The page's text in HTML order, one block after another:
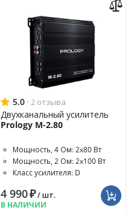
5.0 · 2 отзыва
Двухканальный усилитель
Prology M-2.80
Мощность, 4 Ом: 2x80 Вт
Мощность, 2 Ом: 2x100 Вт
Класс усилителя: D
4 990₽/ шт.
В НАЛИЧИИ